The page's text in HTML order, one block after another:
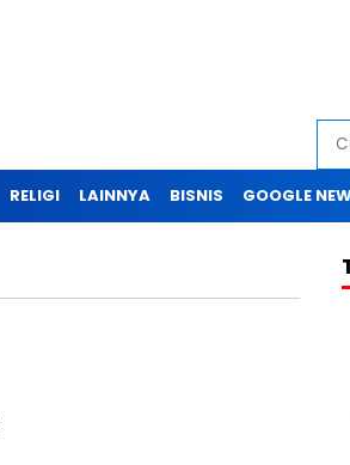
RELIGI LAINNYA BISNIS GOOGLE